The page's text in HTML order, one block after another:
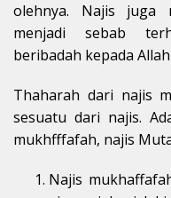
olehnya. Najis juga
menjadi sebab
beribadah kepada
Thaharah dari najis
sesuatu dari najis.
mukhfffafah, najis
Najis